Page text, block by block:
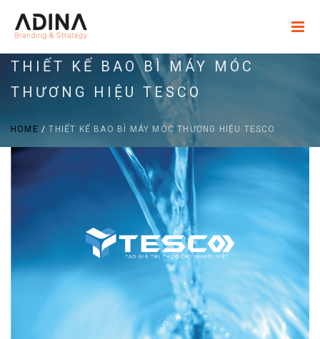
THIẾT KẾ BAO BÌ MÁY MÓC
THƯƠNG HIỆU TESCO
HOME /THIẾT KẾ BAO BÌ MÁY MÓC THƯƠNG HIỆU TESCO